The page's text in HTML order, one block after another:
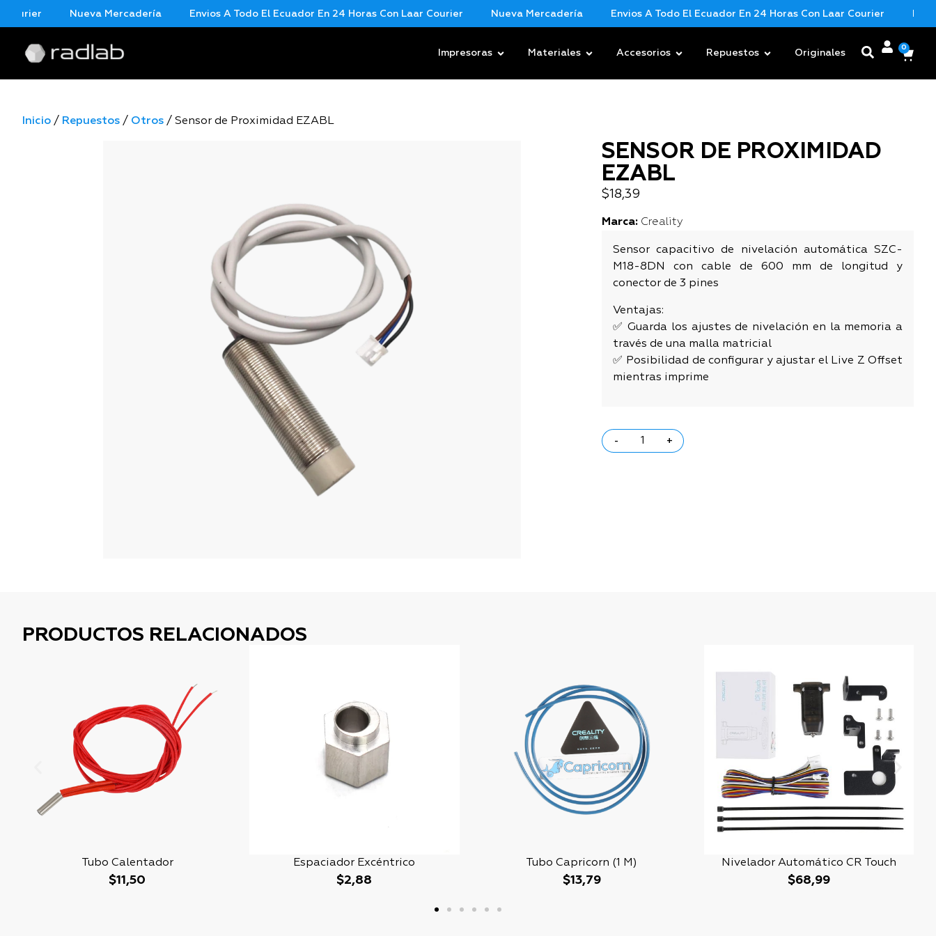
Nueva Mercadería Envios A Todo El Ecuador En 24 Horas Con Laar Courier Nueva Mercadería Envios A Todo El Ecuador En 24 Horas Con Laar Courier
Impresoras Materiales Accesorios Repuestos Originales
0
Inicio / Repuestos / Otros / Sensor de Proximidad EZABL
SENSOR DE PROXIMIDAD
EZABL
$18,39
Marca: Creality
Sensor capacitivo de nivelación automática SZC-
M18-8DN con cable de 600 mm de longitud y
conector de 3 pines
Ventajas:
✅ Guarda los ajustes de nivelación en la memoria a
través de una malla matricial
✅ Posibilidad de configurar y ajustar el Live Z Offset
mientras imprime
- +
PRODUCTOS RELACIONADOS
Tubo Calentador
$11,50
Espaciador Excéntrico
$2,88
Tubo Capricorn (1 M)
$13,79
Nivelador Automático CR Touch
$68,99